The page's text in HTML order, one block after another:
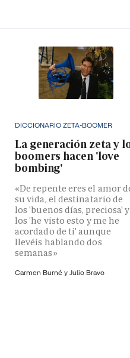
DICCIONARIO ZETA-BOOMER
La generación zeta y
boomers hacen 'love
bombing'
«De repente eres el amor
su vida, el destinatario de
los 'buenos días, preciosa' y
los 'he visto esto y me he
acordado de ti' aunque
llevéis hablando dos
semanas»
Carmen Burné y Julio Bravo